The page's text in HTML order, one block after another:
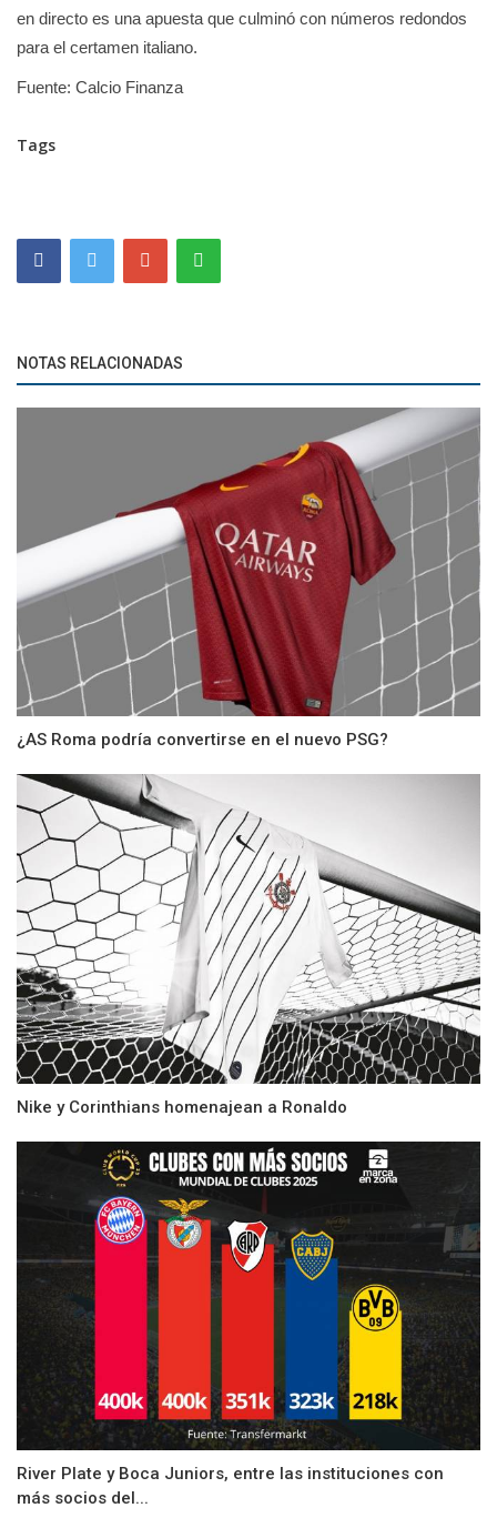
en directo es una apuesta que culminó con números redondos
para el certamen italiano.
Fuente: Calcio Finanza
Tags
NOTAS RELACIONADAS
¿AS Roma podría convertirse en el nuevo PSG?
Nike y Corinthians homenajean a Ronaldo
River Plate y Boca Juniors, entre las instituciones con
más socios del...